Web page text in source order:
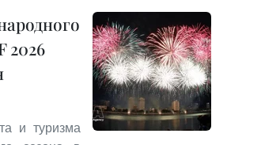
2026
и туризма